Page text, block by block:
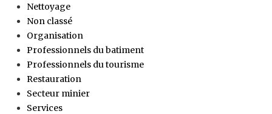
Nettoyage
Non classé
Organisation
Professionnels du batiment
Professionnels du tourisme
Restauration
Secteur minier
Services